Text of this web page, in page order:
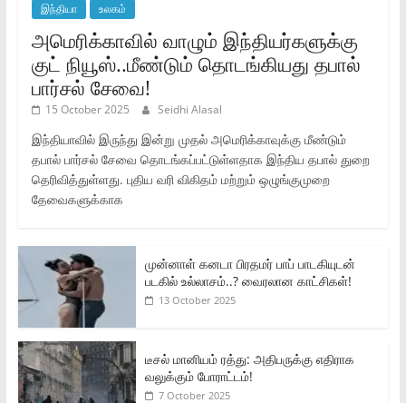
இந்தியா உலகம்
அமெரிக்காவில் வாழும் இந்தியர்களுக்கு
குட் நியூஸ்..மீண்டும் தொடங்கியது தபால்
பார்சல் சேவை!
15 October 2025 Seidhi Alasal
இந்தியாவில் இருந்து இன்று முதல் அமெரிக்காவுக்கு மீண்டும்
தபால் பார்சல் சேவை தொடங்கப்பட்டுள்ளதாக இந்திய தபால் துறை
தெரிவித்துள்ளது. புதிய வரி விகிதம் மற்றும் ஒழுங்குமுறை
தேவைகளுக்காக
முன்னாள் கனடா பிரதமர் பாப் பாடகியுடன்
படகில் உல்லாசம்..? வைரலான காட்சிகள்!
13 October 2025
டீசல் மானியம் ரத்து: அதிபருக்கு எதிராக
வலுக்கும் போராட்டம்!
7 October 2025